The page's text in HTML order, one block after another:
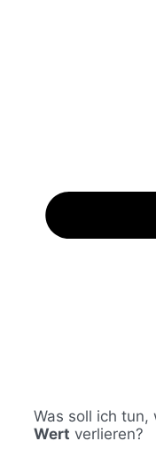
Was soll ich tun,
Wert verlieren?